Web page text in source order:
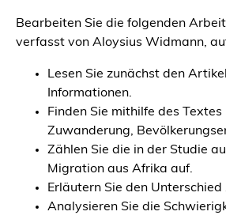
Bearbeiten Sie die folgenden
verfasst von Aloysius Widmann,
Lesen Sie zunächst den
Informationen.
Finden Sie mithilfe des
Zuwanderung,
Zählen Sie die in der Studie
Migration aus Afrika auf.
Erläutern Sie den
Analysieren Sie die